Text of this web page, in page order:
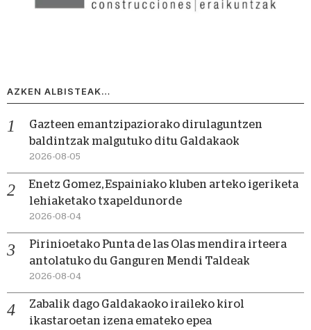
AZKEN ALBISTEAK…
Gazteen emantzipaziorako dirulaguntzen
baldintzak malgutuko ditu Galdakaok
2026-08-05
Enetz Gomez, Espainiako kluben arteko igeriketa
lehiaketako txapeldunorde
2026-08-04
Pirinioetako Punta de las Olas mendira irteera
antolatuko du Ganguren Mendi Taldeak
2026-08-04
Zabalik dago Galdakaoko iraileko kirol
ikastaroetan izena emateko epea